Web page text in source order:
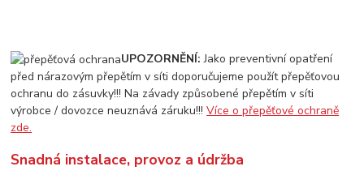
UPOZORNĚNÍ: Jako preventivní opatření
před nárazovým přepětím v síti doporučujeme použít přepěťovou
ochranu do zásuvky!!! Na závady způsobené přepětím v síti
výrobce / dovozce neuznává záruku!!!Více o přepěťové ochraně
zde.
Snadná instalace, provoz a údržba